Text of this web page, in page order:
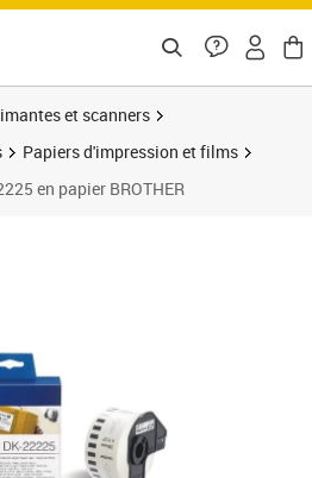
et scanners
Papiers d'impression et films
en papier BROTHER